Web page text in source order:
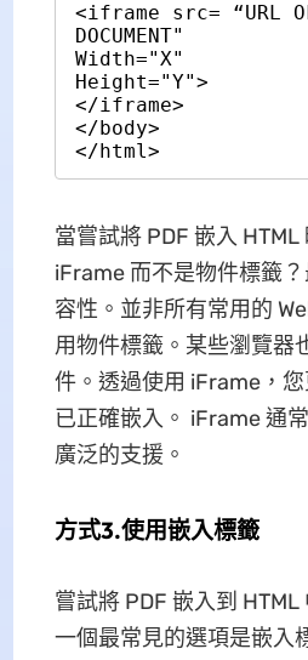
<iframe src= “URL
DOCUMENT"
Width="X"
Height="Y">
</iframe>
</body>
</html>
當嘗試將 PDF 嵌入
iFrame 而不是物件標籤
容性。並非所有常用的
用物件標籤。某些瀏覽器
件。透過使用 iFrame，
已正確嵌入。 iFrame 通
廣泛的支援。
方式3.使用嵌入標籤
嘗試將 PDF 嵌入到
一個最常見的選項是嵌入